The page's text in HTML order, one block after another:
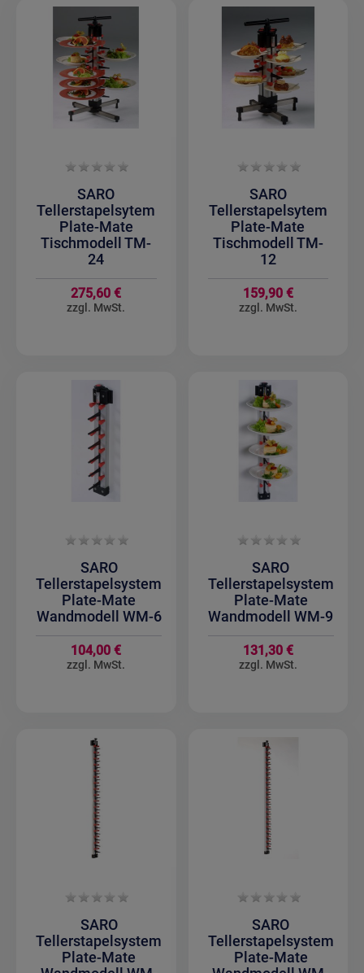
SARO
Tellerstapelsytem
Plate-Mate
Tischmodell TM-
24
275,60 €
SARO
Tellerstapelsytem
Plate-Mate
Tischmodell TM-
12
159,90 €
SARO
Tellerstapelsystem
Plate-Mate
Wandmodell WM-6
104,00 €
SARO
Tellerstapelsystem
Plate-Mate
Wandmodell WM-9
131,30 €
SARO
Tellerstapelsystem
Plate-Mate
SARO
Tellerstapelsystem
Plate-Mate